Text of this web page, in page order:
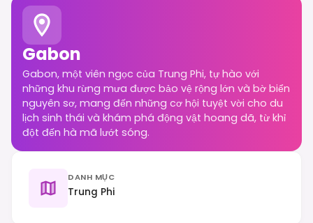
Gabon
Gabon, một viên ngọc của Trung Phi, tự hào với
những khu rừng mưa được bảo vệ rộng lớn và bờ biển
nguyên sơ, mang đến những cơ hội tuyệt vời cho du
lịch sinh thái và khám phá động vật hoang dã, từ khỉ
đột đến hà mã lướt sóng.
DANH MỤC
Trung Phi